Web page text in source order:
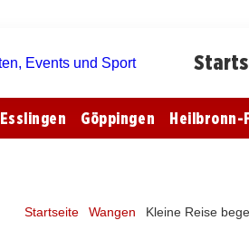
Esslingen Göppingen Heilbronn-
Startseite Wangen Kleine Reise